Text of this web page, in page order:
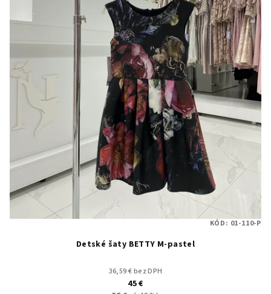
Detské šaty BETTY M-pastel
36,59 € bez DPH
45 €
KÓD: 01-110-P